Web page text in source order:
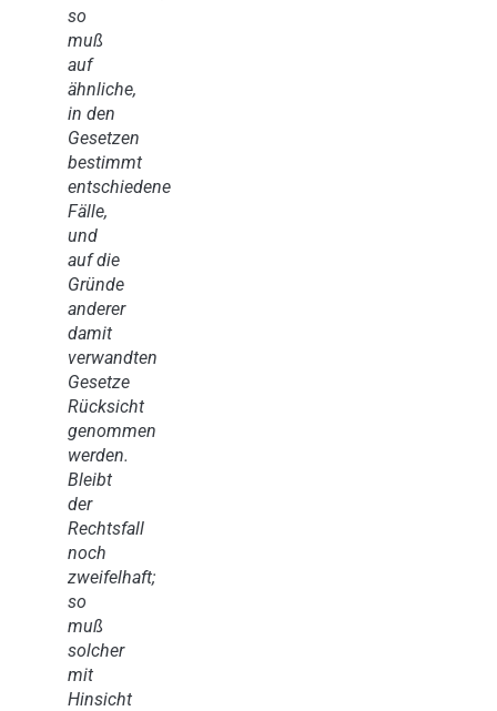
so
muß
auf
ähnliche,
in den
Gesetzen
bestimmt
entschiedene
Fälle,
und
auf die
Gründe
anderer
damit
verwandten
Gesetze
Rücksicht
genommen
werden.
Bleibt
der
Rechtsfall
noch
zweifelhaft;
so
muß
solcher
mit
Hinsicht